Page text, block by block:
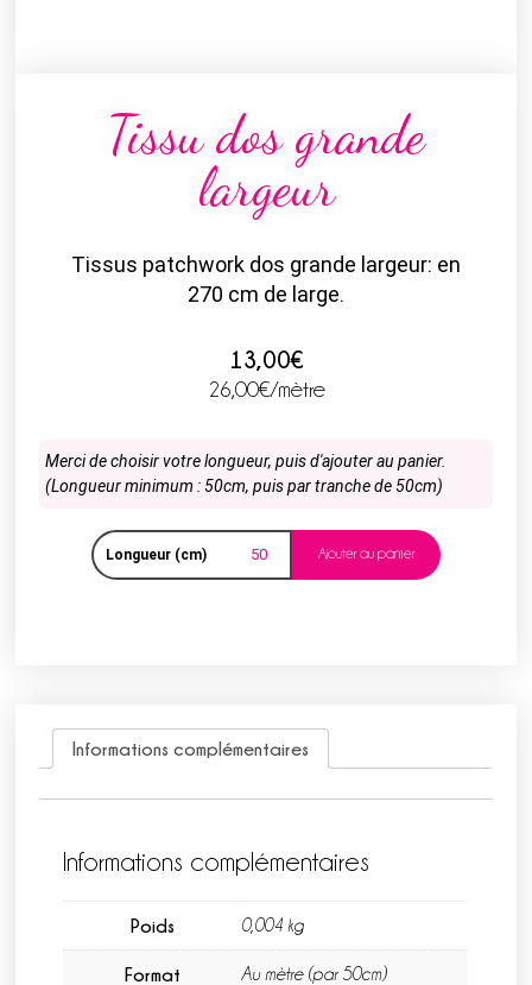
Tissu dos grande
largeur
Tissus patchwork dos grande largeur: en
270 cm de large.
13,00€
26,00€/mètre
Merci de choisir votre longueur, puis d'ajouter au panier.
(Longueur minimum : 50cm, puis par tranche de 50cm)
Longueur (cm) Ajouter au panier
Informations complémentaires
Informations complémentaires
Poids 0,004 kg
Format Au mètre (par 50cm)